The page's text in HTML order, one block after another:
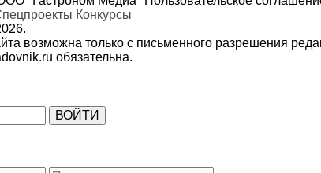
Конкурсы
возможна только с письменного разрешения
обязательна.